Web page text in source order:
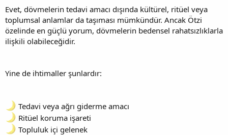
Evet, dövmelerin tedavi amacı dışında kültürel, ritüel veya
toplumsal anlamlar da taşıması mümkündür. Ancak Ötzi
özelinde en güçlü yorum, dövmelerin bedensel rahatsızlıklarla
ilişkili olabileceğidir.
Yine de ihtimaller şunlardır:
Tedavi veya ağrı giderme amacı
Ritüel koruma işareti
Topluluk içi gelenek